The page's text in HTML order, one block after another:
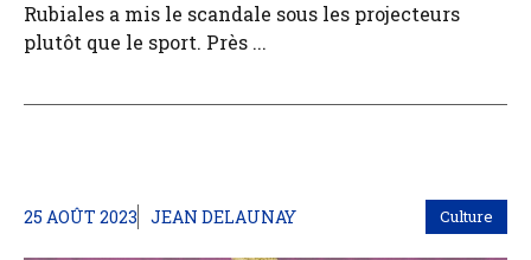
Rubiales a mis le scandale sous les projecteurs
plutôt que le sport. Près ...
25 AOÛT 2023 JEAN DELAUNAY Culture